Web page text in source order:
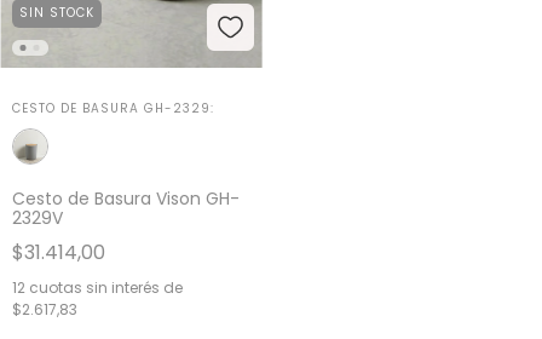
SIN STOCK
CESTO DE BASURA GH-2329:
Cesto de Basura Vison GH-
2329V
$31.414,00
12 cuotas sin interés de
$2.617,83